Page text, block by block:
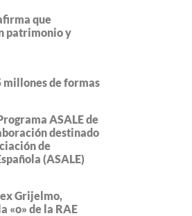
que
patrimonio y
millones de formas
ASALE de
destinado
de
(ASALE)
Grijelmo,
«o» de la RAE